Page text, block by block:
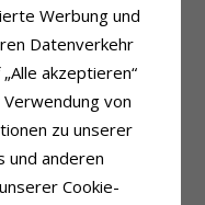
2,5 GWerbung und
Datenverkehr
akzeptieren“
von
zu unserer
und anderen
Cookie-